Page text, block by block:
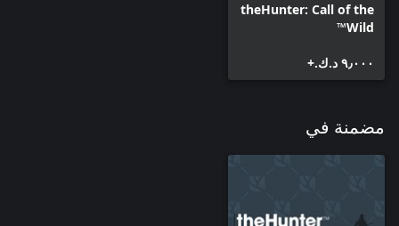
theHunter: Call of the
Wild™
٩٫٠٠٠ د.ك.‏+
مضمنة في